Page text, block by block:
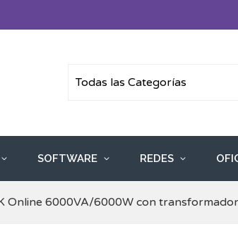
SOFTWARE REDES
Online 6000VA/6000W con